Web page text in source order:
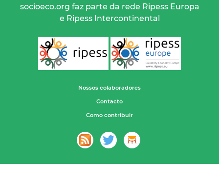
socioeco.org faz parte da rede Ripess Europa
e Ripess Intercontinental
Nossos colaboradores
Contacto
Como contribuir